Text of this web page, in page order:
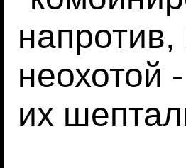
неохотой
их